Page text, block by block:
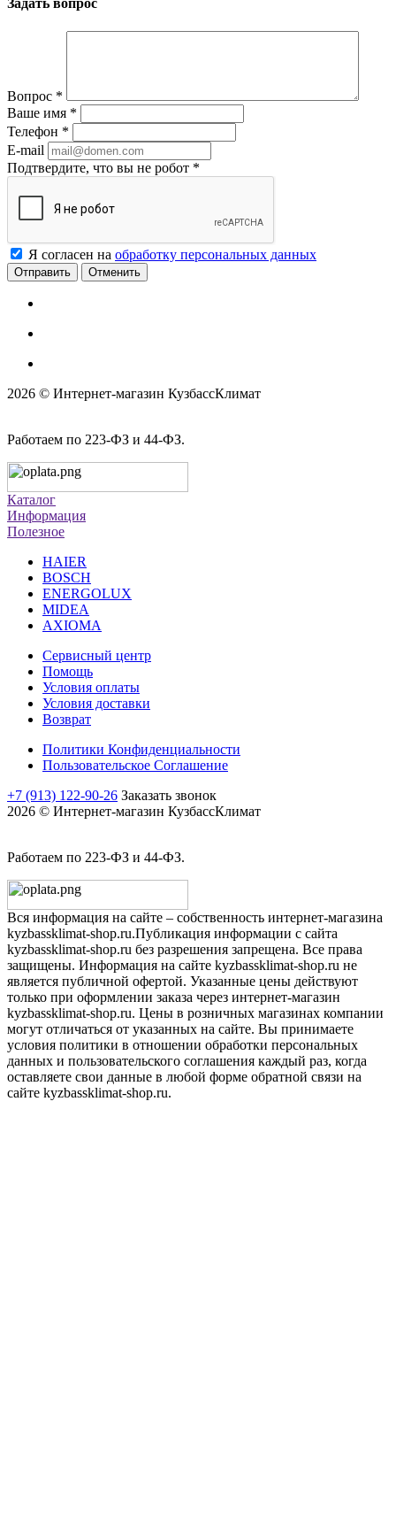
Задать вопрос
Вопрос *
Ваше имя *
Телефон *
E-mail
Подтвердите, что вы не робот *
Я согласен на обработку персональных данных
Отменить
2026 © Интернет-магазин КузбассКлимат
Работаем по 223-ФЗ и 44-ФЗ.
Каталог
Информация
Полезное
HAIER
BOSCH
ENERGOLUX
MIDEA
AXIOMA
Сервисный центр
Помощь
Условия оплаты
Условия доставки
Возврат
Политики Конфиденциальности
Пользовательское Соглашение
+7 (913) 122-90-26 Заказать звонок
2026 © Интернет-магазин КузбассКлимат
Работаем по 223-ФЗ и 44-ФЗ.
Вся информация на сайте – собственность интернет-магазина
kyzbassklimat-shop.ru.Публикация информации с сайта
kyzbassklimat-shop.ru без разрешения запрещена. Все права
защищены. Информация на сайте kyzbassklimat-shop.ru не
является публичной офертой. Указанные цены действуют
только при оформлении заказа через интернет-магазин
kyzbassklimat-shop.ru. Цены в розничных магазинах компании
могут отличаться от указанных на сайте. Вы принимаете
условия политики в отношении обработки персональных
данных и пользовательского соглашения каждый раз, когда
оставляете свои данные в любой форме обратной связи на
сайте kyzbassklimat-shop.ru.